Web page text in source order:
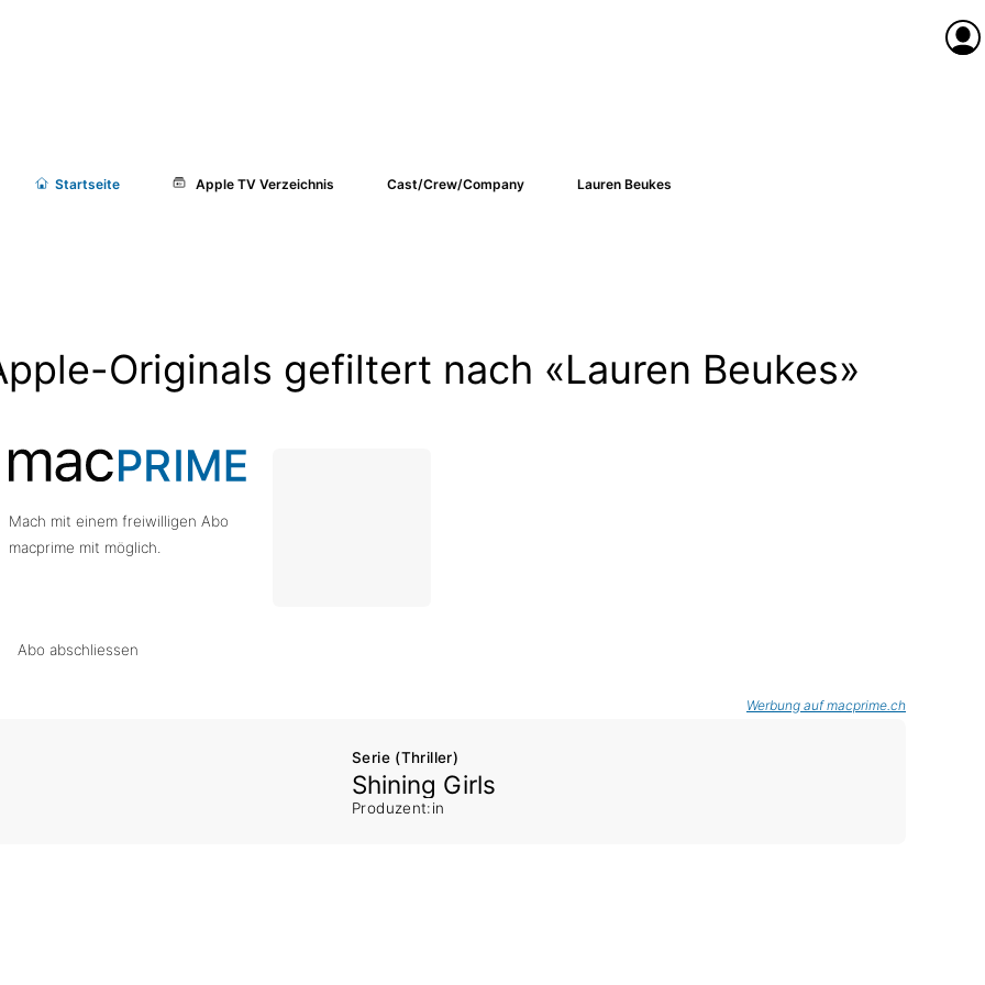
Startseite Apple TV Verzeichnis Cast/Crew/Company Lauren Beukes
Originals gefiltert nach «Lauren Beukes»
Mach mit einem freiwilligen Abo
macprime mit möglich.
Abo abschliessen
Werbung auf macprime.ch
Serie (Thriller)
Shining Girls
Produzent:in